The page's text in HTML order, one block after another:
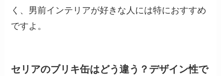
く、男前インテリアが好きな人には特におすすめ
ですよ。
セリアのブリキ缶はどう違う？デザイン性で